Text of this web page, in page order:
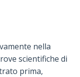
nella
scientifiche di
prima,